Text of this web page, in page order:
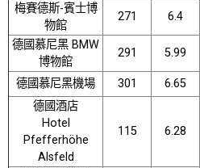
梅賽德斯-賓士博
物館
271 6.4
德國慕尼黑 BMW
博物館
291 5.99
德國慕尼黑機場 301 6.65
德國酒店
Hotel
Pfefferhöhe
Alsfeld
115 6.28